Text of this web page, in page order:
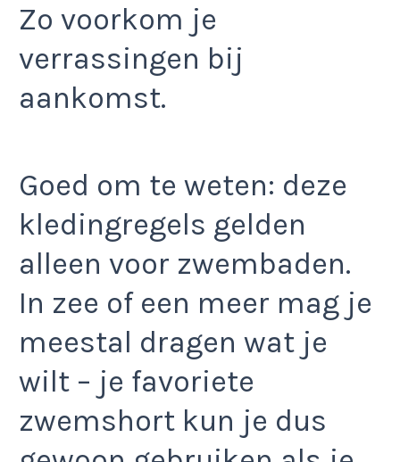
Zo voorkom je
verrassingen bij
aankomst.
Goed om te weten: deze
kledingregels gelden
alleen voor zwembaden.
In zee of een meer mag je
meestal dragen wat je
wilt – je favoriete
zwemshort kun je dus